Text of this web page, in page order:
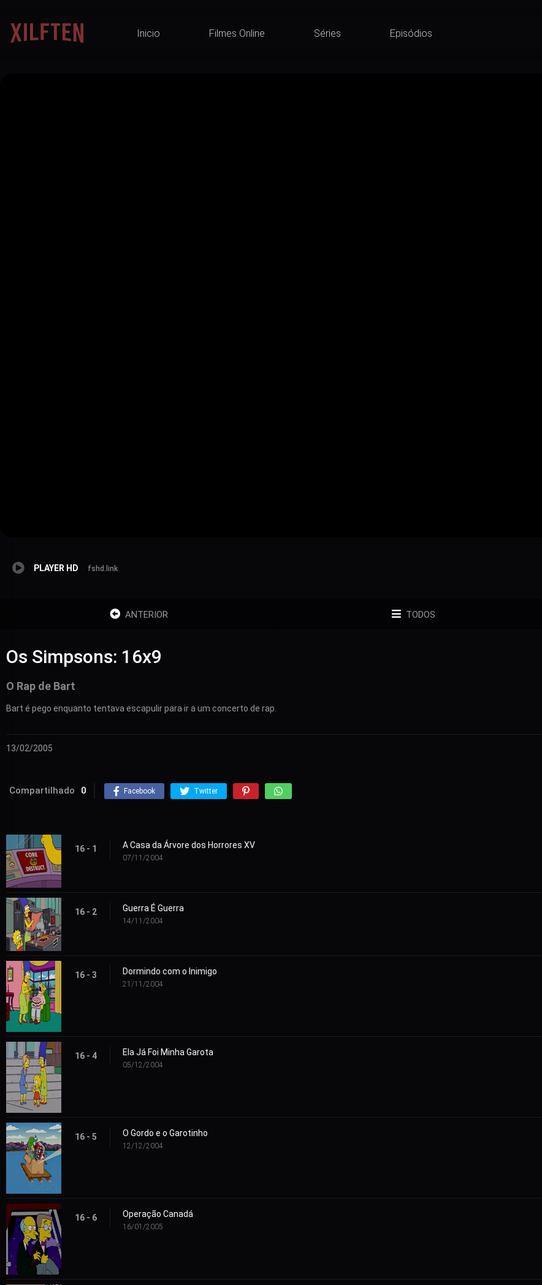
Inicio Filmes Online Séries Episódios
PLAYER HD fshd.link
ANTERIOR TODOS
Os Simpsons: 16x9
O Rap de Bart
Bart é pego enquanto tentava escapulir para ir a um concerto de rap.
13/02/2005
Compartilhado 0 Facebook Twitter
16 - 1 A Casa da Árvore dos Horrores XV
07/11/2004
16 - 2 Guerra É Guerra
14/11/2004
16 - 3 Dormindo com o Inimigo
21/11/2004
16 - 4 Ela Já Foi Minha Garota
05/12/2004
16 - 5 O Gordo e o Garotinho
12/12/2004
16 - 6 Operação Canadá
16/01/2005